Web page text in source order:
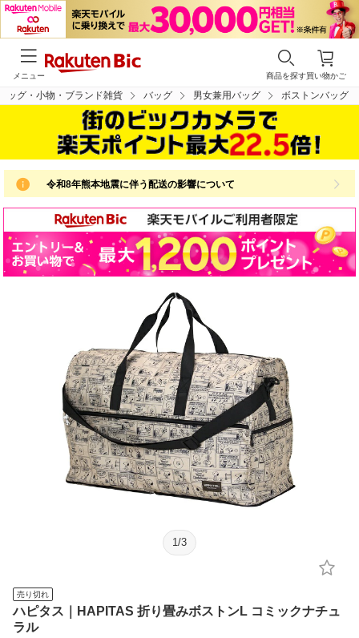
買い物かご
商品を探す
メニュー
ッグ・小物・ブランド雑貨 バッグ 男女兼用バッグ ボストンバッグ
令和8年熊本地震に伴う配送の影響について
1 /3
売り切れ
ハピタス｜HAPITAS 折り畳みボストンL コミックナチュ
ラル